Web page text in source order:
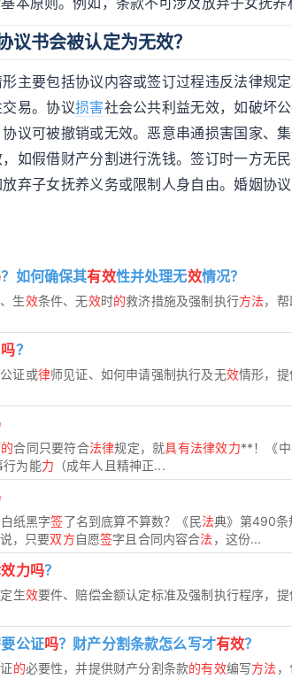
议书会被认定为无效？
主要包括协议内容或签订过程违反法律规
易。协议损害社会公共利益无效，如破坏
议可被撤销或无效。恶意串通损害国家、
如假借财产分割进行洗钱。签订时一方无
弃子女抚养义务或限制人身自由。婚姻协
？如何确保其有效性并处理无效情况？
、生效条件、无效时的救济措施及强制执行方法，
？
证或律师见证、如何申请强制执行及无效情形，提
的合同只要符合法律规定，就具有法律效力**！《
行为能力 （成年人且精神正...
纸黑字签了名到底算不算数？《民法典》第490条
，只要双方自愿签字且合同内容合法，这份...
力吗？
定生效要件、赔偿金额认定标准及强制执行程序，
公证吗？财产分割条款怎么写才有效？
的必要性，并提供财产分割条款的有效编写方法